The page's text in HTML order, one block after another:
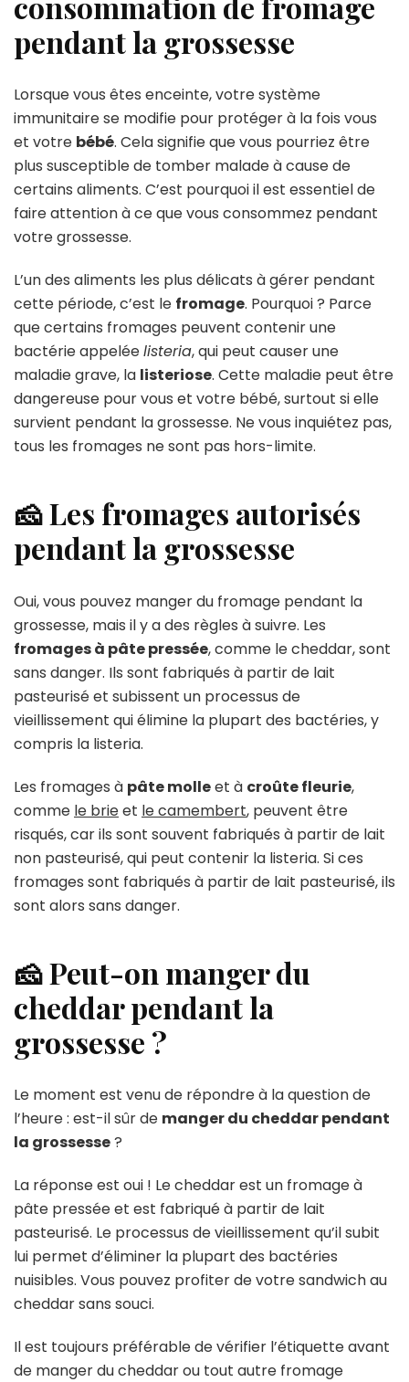
pendant la grossesse
Lorsque vous êtes enceinte, votre système
immunitaire se modifie pour protéger à la fois vous
et votre bébé. Cela signifie que vous pourriez être
plus susceptible de tomber malade à cause de
certains aliments. C’est pourquoi il est essentiel de
faire attention à ce que vous consommez pendant
votre grossesse.
L’un des aliments les plus délicats à gérer pendant
cette période, c’est le fromage. Pourquoi ? Parce
que certains fromages peuvent contenir une
bactérie appeléelisteria, qui peut causer une
maladie grave, la listeriose. Cette maladie peut être
dangereuse pour vous et votre bébé, surtout si elle
survient pendant la grossesse. Ne vous inquiétez pas,
tous les fromages ne sont pas hors-limite.
🧀 Les fromages autorisés
pendant la grossesse
Oui, vous pouvez manger du fromage pendant la
grossesse, mais il y a des règles à suivre. Les
fromages à pâte pressée, comme le cheddar, sont
sans danger. Ils sont fabriqués à partir de lait
pasteurisé et subissent un processus de
vieillissement qui élimine la plupart des bactéries, y
compris la listeria.
Les fromages à pâte molleet à croûte fleurie,
comme le brieet le camembert, peuvent être
risqués, car ils sont souvent fabriqués à partir de lait
non pasteurisé, qui peut contenir la listeria. Si ces
fromages sont fabriqués à partir de lait pasteurisé, ils
sont alors sans danger.
🧀 Peut-on manger du
cheddar pendant la
grossesse ?
Le moment est venu de répondre à la question de
l’heure : est-il sûr de manger du cheddar pendant
la grossesse?
La réponse est oui ! Le cheddar est un fromage à
pâte pressée et est fabriqué à partir de lait
pasteurisé. Le processus de vieillissement qu’il subit
lui permet d’éliminer la plupart des bactéries
nuisibles. Vous pouvez profiter de votre sandwich au
cheddar sans souci.
Il est toujours préférable de vérifier l’étiquette avant
de manger du cheddar ou tout autre fromage